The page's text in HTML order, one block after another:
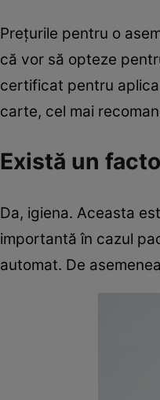
Preţurile pentru o
că vor să opteze
certificat pentru
carte, cel mai
Există un
Da, igiena. Aceasta
importantă în cazul
automat. De